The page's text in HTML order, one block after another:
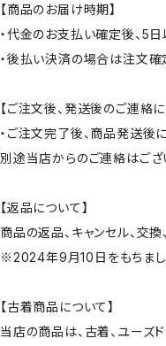
【商品のお届け時期】
・代金のお支払い確定後、5日
・後払い決済の場合は注文確
【ご注文後、発送後のご連絡に
・ご注文完了後、商品発送後
別途当店からのご連絡はござ
【返品について】
商品の返品、キャンセル、交
※2024年9月10日をもちまし
【古着商品について】
当店の商品は、古着、ユーズ